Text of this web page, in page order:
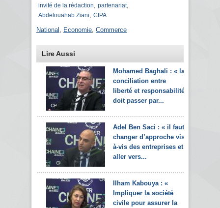
invité de la rédaction
partenariat,
Abdelouahab Ziani CIPA
National Economie Commerce
Lire Aussi
Mohamed Baghali : « la
conciliation entre
liberté et responsabilité
doit passer par...
Adel Ben Saci : « il faut
changer d’approche vis-
à-vis des entreprises et
aller vers...
Ilham Kabouya : «
Impliquer la société
civile pour assurer la